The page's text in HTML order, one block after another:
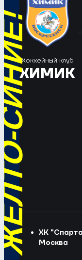
Хоккейный клуб
ХИМИК
ХК
Москва